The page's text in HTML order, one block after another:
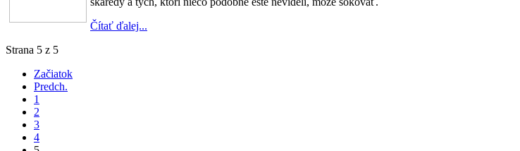
Čítať ďalej...
Strana 5 z 5
Začiatok
Predch.
1
2
3
4